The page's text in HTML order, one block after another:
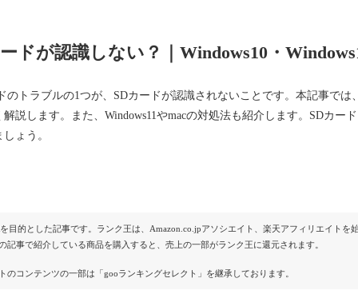
ドが認識しない？｜Windows10・
のトラブルの1つが、SDカードが認識されないことです。本記事で
解説します。また、Windows11やmacの対処法も紹介します。SDカー
ょう。
を目的とした記事です。ランク王は、Amazon.co.jpアソシエイト、楽天アフィリエイト
記事で紹介している商品を購入すると、売上の一部がランク王に還元されます。
のコンテンツの一部は「gooランキングセレクト」を継承しております。